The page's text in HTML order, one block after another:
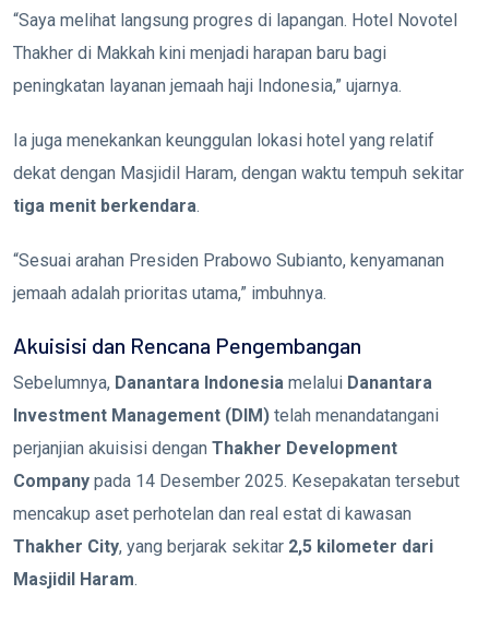
“Saya melihat langsung progres di lapangan. Hotel Novotel
Thakher di Makkah kini menjadi harapan baru bagi
peningkatan layanan jemaah haji Indonesia,” ujarnya.
Ia juga menekankan keunggulan lokasi hotel yang relatif
dekat dengan Masjidil Haram, dengan waktu tempuh sekitar
tiga menit berkendara.
“Sesuai arahan Presiden Prabowo Subianto, kenyamanan
jemaah adalah prioritas utama,” imbuhnya.
Akuisisi dan Rencana Pengembangan
Sebelumnya, Danantara Indonesia melalui Danantara
Investment Management (DIM) telah menandatangani
perjanjian akuisisi dengan Thakher Development
Company pada 14 Desember 2025. Kesepakatan tersebut
mencakup aset perhotelan dan real estat di kawasan
Thakher City, yang berjarak sekitar 2,5 kilometer dari
Masjidil Haram.